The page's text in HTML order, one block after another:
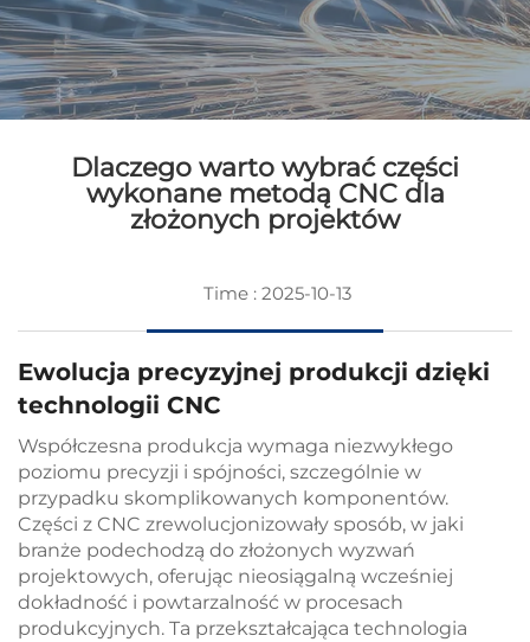
Dlaczego warto wybrać części
wykonane metodą CNC dla
złożonych projektów
Time : 2025-10-13
Ewolucja precyzyjnej produkcji dzięki
technologii CNC
Współczesna produkcja wymaga niezwykłego
poziomu precyzji i spójności, szczególnie w
przypadku skomplikowanych komponentów.
Części z CNC zrewolucjonizowały sposób, w jaki
branże podechodzą do złożonych wyzwań
projektowych, oferując nieosiągalną wcześniej
dokładność i powtarzalność w procesach
produkcyjnych. Ta przekształcająca technologia